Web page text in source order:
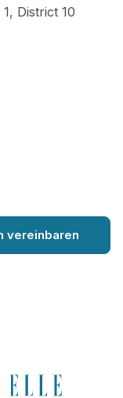
District 10
vereinbaren